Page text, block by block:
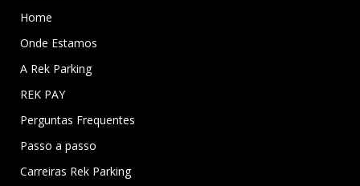
Home
Onde Estamos
A Rek Parking
REK PAY
Perguntas Frequentes
Passo a passo
Carreiras Rek Parking